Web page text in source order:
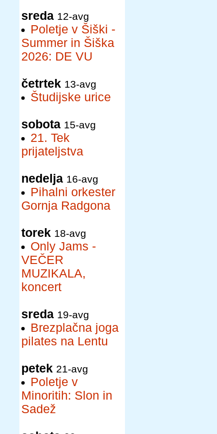
sreda 12-avg
Poletje v Šiški -
Summer in Šiška
2026: DE VU
četrtek 13-avg
Študijske urice
sobota 15-avg
21. Tek
prijateljstva
nedelja 16-avg
Pihalni orkester
Gornja Radgona
torek 18-avg
Only Jams -
VEČER
MUZIKALA,
koncert
sreda 19-avg
Brezplačna joga
pilates na Lentu
petek 21-avg
Poletje v
Minoritih: Slon in
Sadež